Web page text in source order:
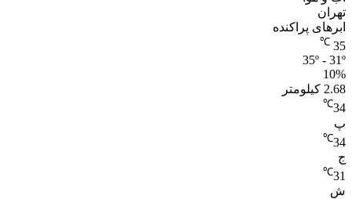
تهران
ابرهای پراکنده
35
℃
35º - 31º
10%
2.68 کیلومتر
34
℃
پ
34
℃
ج
31
℃
ش